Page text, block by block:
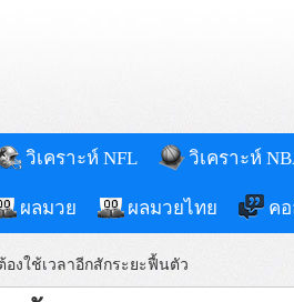
วิเคราะห์ NFL วิเคราะห์
ผลมวย ผลมวยไทย ค
องใช้เวลาอีกสักระยะฟื้นตัว